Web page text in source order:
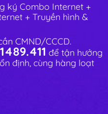
ký Combo Internet +
+ Truyền hình &
CMND/CCCD.
để tận hưởng
định, cùng hàng loạt